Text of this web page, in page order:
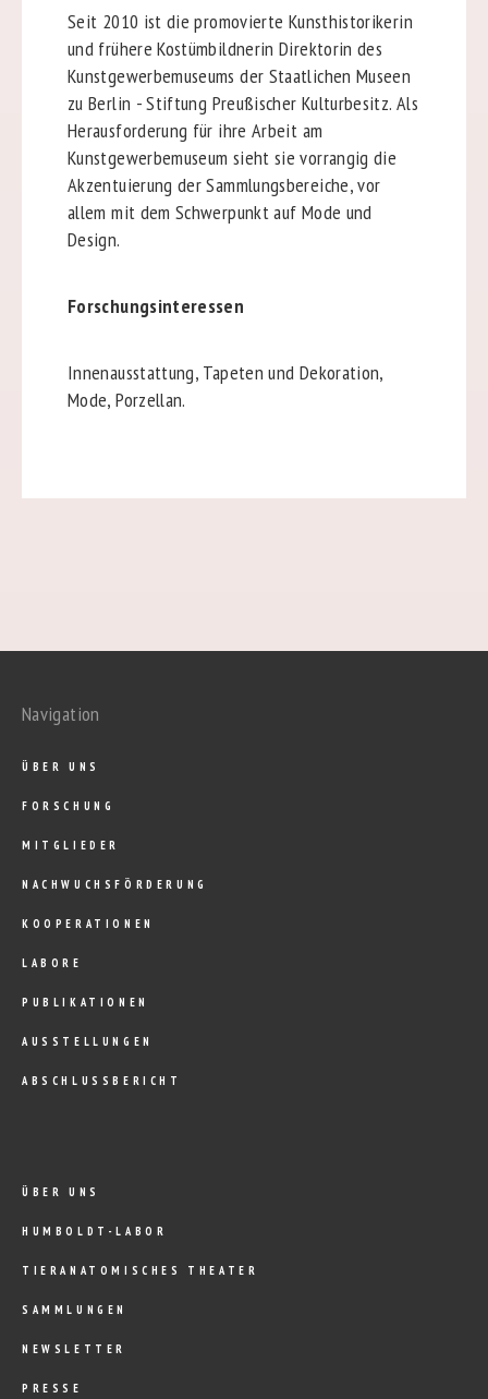
Seit 2010 ist die promovierte Kunsthistorikerin
und frühere Kostümbildnerin Direktorin des
Kunstgewerbemuseums der Staatlichen Museen
zu Berlin - Stiftung Preußischer Kulturbesitz. Als
Herausforderung für ihre Arbeit am
Kunstgewerbemuseum sieht sie vorrangig die
Akzentuierung der Sammlungsbereiche, vor
allem mit dem Schwerpunkt auf Mode und
Design.
Forschungsinteressen
Innenausstattung, Tapeten und Dekoration,
Mode, Porzellan.
Navigation
ÜBER UNS
FORSCHUNG
MITGLIEDER
NACHWUCHSFÖRDERUNG
KOOPERATIONEN
LABORE
PUBLIKATIONEN
AUSSTELLUNGEN
ABSCHLUSSBERICHT
ÜBER UNS
HUMBOLDT-LABOR
TIERANATOMISCHES THEATER
SAMMLUNGEN
NEWSLETTER
PRESSE